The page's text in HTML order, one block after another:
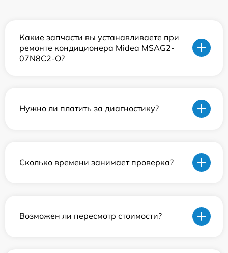
Какие запчасти вы устанавливаете при
ремонте кондиционера Midea MSAG2-
07N8C2-O?
Нужно ли платить за диагностику?
Сколько времени занимает проверка?
Возможен ли пересмотр стоимости?